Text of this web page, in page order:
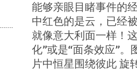
能够亲眼目睹事件的
中红色的是云，已经
就像意大利面一样！
化”或是“面条效应”
片中恒星围绕彼此 旋